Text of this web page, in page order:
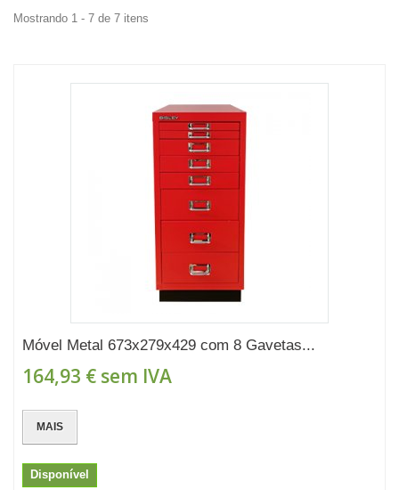
Mostrando 1 - 7 de 7 itens
Móvel Metal 673x279x429 com 8 Gavetas...
164,93 € sem IVA
MAIS
Disponível